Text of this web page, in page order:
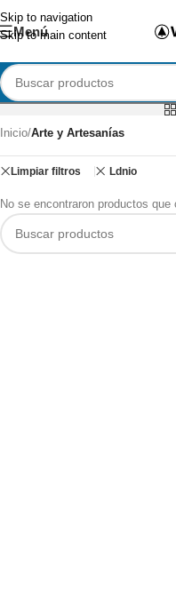
Skip to navigation
Skip to main content
Menú
Inicio/Arte y Artesanías
Limpiar filtros Ldnio
No se encontraron productos